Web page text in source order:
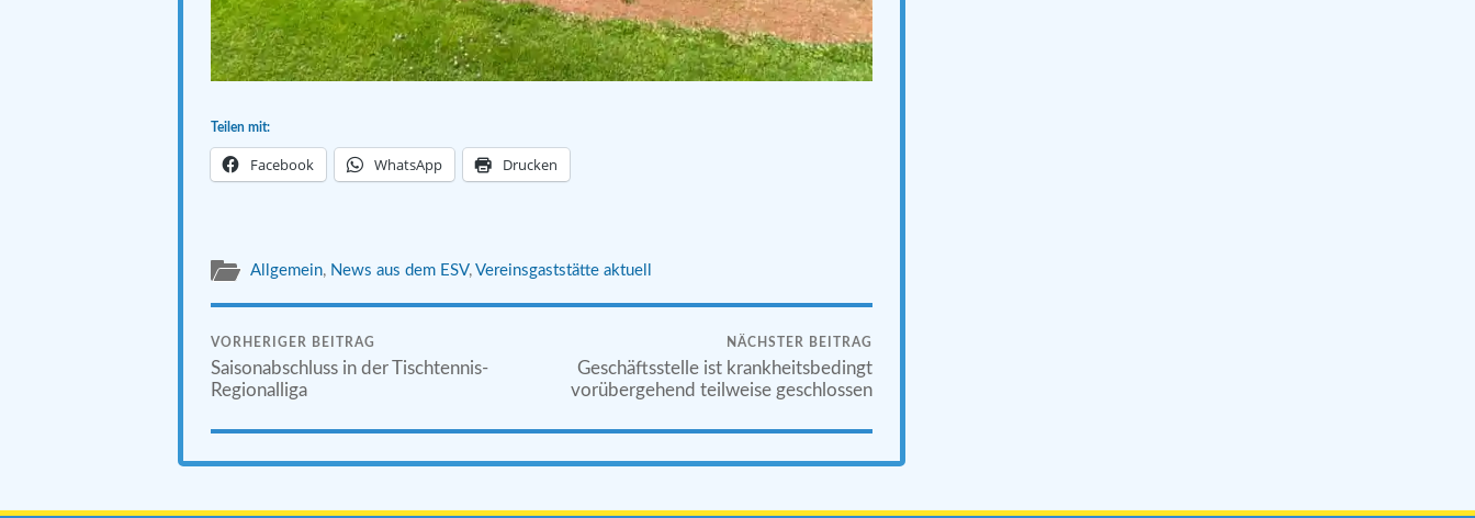
Teilen mit:
Facebook WhatsApp Drucken
Allgemein, News aus dem ESV, Vereinsgaststätte aktuell
VORHERIGER BEITRAG
Saisonabschluss in der Tischtennis-
Regionalliga
NÄCHSTER BEITRAG
Geschäftsstelle ist krankheitsbedingt
vorübergehend teilweise geschlossen